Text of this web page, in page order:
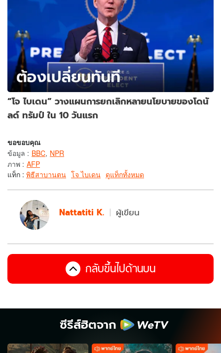
“โจ ไบเดน” วางแผนการยกเลิกหลายนโยบายของโดนั
ลด์ ทรัมป์ ใน 10 วันแรก
ขอขอบคุณ
ข้อมูล : BBC, NPR
ภาพ : AFP
แท็ก : พิธีสาบานตน โจ ไบเดน ดูแท็กทั้งหมด
Nattatiti K. ผู้เขียน
กลับขึ้นไปด้านบน
ซีรีส์ฮิตจาก